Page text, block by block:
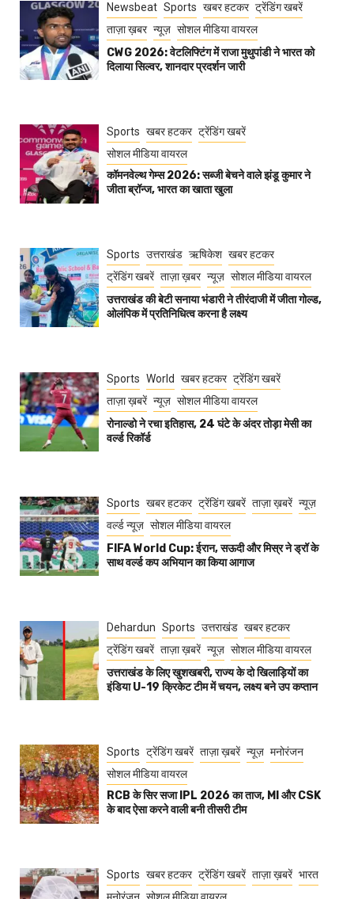
Newsbeat Sports खबर हटकर ट्रेंडिंग खबरें
ताज़ा ख़बर न्यूज़ सोशल मीडिया वायरल
CWG 2026: वेटलिफ्टिंग में राजा मुथुपांडी ने भारत को
दिलाया सिल्वर, शानदार प्रदर्शन जारी
Sports खबर हटकर ट्रेंडिंग खबरें
सोशल मीडिया वायरल
कॉमनवेल्थ गेम्स 2026: सब्जी बेचने वाले झंडू कुमार ने
जीता ब्रॉन्ज, भारत का खाता खुला
Sports उत्तराखंड ऋषिकेश खबर हटकर
ट्रेंडिंग खबरें ताज़ा ख़बर न्यूज़ सोशल मीडिया वायरल
उत्तराखंड की बेटी सनाया भंडारी ने तीरंदाजी में जीता गोल्ड,
ओलंपिक में प्रतिनिधित्व करना है लक्ष्य
Sports World खबर हटकर ट्रेंडिंग खबरें
ताज़ा ख़बरें न्यूज़ सोशल मीडिया वायरल
रोनाल्डो ने रचा इतिहास, 24 घंटे के अंदर तोड़ा मेसी का
वर्ल्ड रिकॉर्ड
Sports खबर हटकर ट्रेंडिंग खबरें ताज़ा ख़बरें न्यूज़
वर्ल्ड न्यूज़ सोशल मीडिया वायरल
FIFA World Cup: ईरान, सऊदी और मिस्र ने ड्रॉ के
साथ वर्ल्ड कप अभियान का किया आगाज
Dehardun Sports उत्तराखंड खबर हटकर
ट्रेंडिंग खबरें ताज़ा ख़बरें न्यूज़ सोशल मीडिया वायरल
उत्तराखंड के लिए खुशखबरी, राज्य के दो खिलाड़ियों का
इंडिया U-19 क्रिकेट टीम में चयन, लक्ष्य बने उप कप्तान
Sports ट्रेंडिंग खबरें ताज़ा ख़बरें न्यूज़ मनोरंजन
सोशल मीडिया वायरल
RCB के सिर सजा IPL 2026 का ताज, MI और CSK
के बाद ऐसा करने वाली बनी तीसरी टीम
Sports खबर हटकर ट्रेंडिंग खबरें ताज़ा ख़बरें भारत